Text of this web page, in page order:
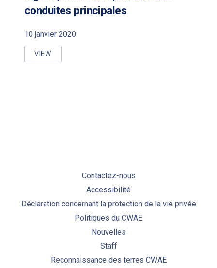
conduites principales
10 janvier 2020
VIEW
RESSOURCES POUR LE COURS DE LOGISTIQUE
Contactez-nous
Accessibilité
Déclaration concernant la protection de la vie privée
Politiques du CWAE
Nouvelles
Staff
Reconnaissance des terres CWAE